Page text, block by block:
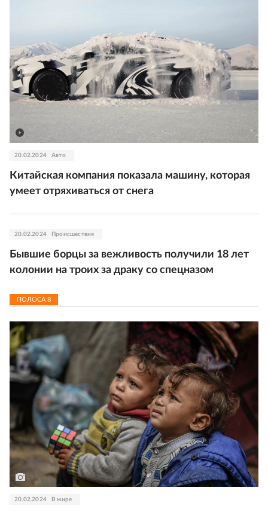
20.02.2024 Авто
Китайская компания показала машину, которая
умеет отряхиваться от снега
20.02.2024 Происшествия
Бывшие борцы за вежливость получили 18 лет
колонии на троих за драку со спецназом
ПОЛОСА 8
20.02.2024 В мире